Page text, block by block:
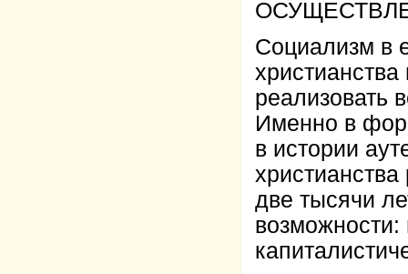
Социализм в
реализовать
Именно в
в истории
две тысячи